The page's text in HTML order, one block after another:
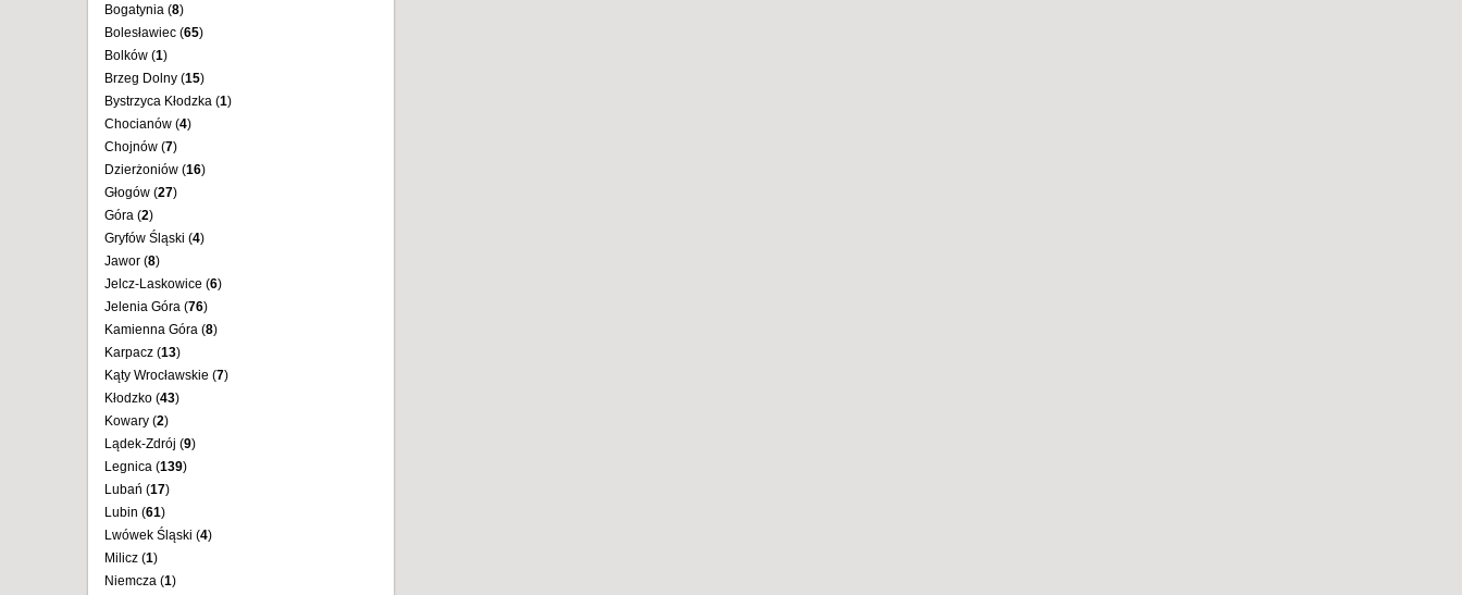
Bogatynia (8)
Bolesławiec (65)
Bolków (1)
Brzeg Dolny (15)
Bystrzyca Kłodzka (1)
Chocianów (4)
Chojnów (7)
Dzierżoniów (16)
Głogów (27)
Góra (2)
Gryfów Śląski (4)
Jawor (8)
Jelcz-Laskowice (6)
Jelenia Góra (76)
Kamienna Góra (8)
Karpacz (13)
Kąty Wrocławskie (7)
Kłodzko (43)
Kowary (2)
Lądek-Zdrój (9)
Legnica (139)
Lubań (17)
Lubin (61)
Lwówek Śląski (4)
Milicz (1)
Niemcza (1)